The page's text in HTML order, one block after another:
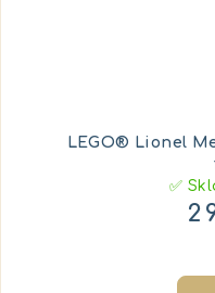
LEGO® Lionel
✅